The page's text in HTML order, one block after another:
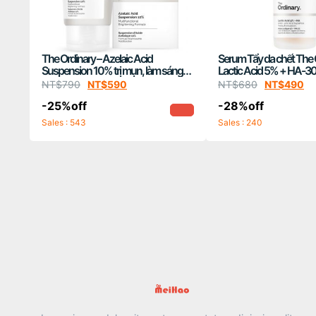
The Ordinary – Azelaic Acid
Suspension 10% trị mụn, làm sáng
da
NT$790 NT$590
-25%off
Sales : 543
Serum Tẩy da chết The
Lactic Acid 5% + HA-
NT$680 NT$490
-28%off
Sales : 240